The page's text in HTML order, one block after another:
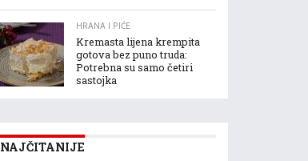
HRANA I PIĆE
Kremasta lijena krempita
gotova bez puno truda:
Potrebna su samo četiri
sastojka
NAJČITANIJE